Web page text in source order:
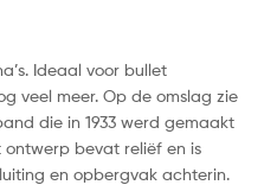
Ideaal voor bullet
veel meer. Op de omslag zie
die in 1933 werd gemaakt
ontwerp bevat reliëf en is
en opbergvak achterin.